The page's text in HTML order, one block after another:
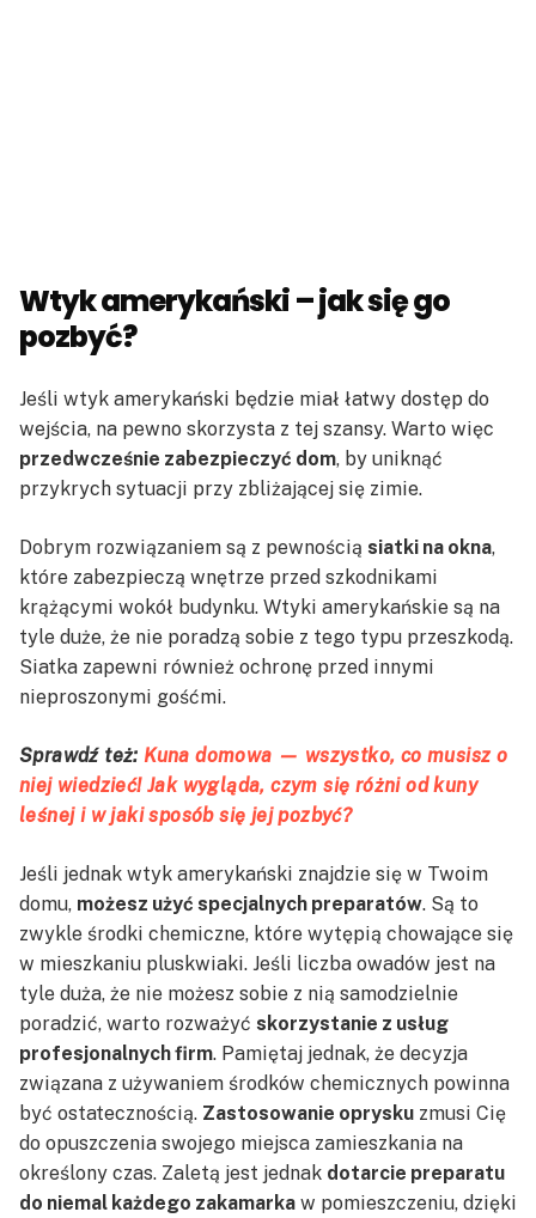
Wtyk amerykański – jak się go
pozbyć?
Jeśli wtyk amerykański będzie miał łatwy dostęp do
wejścia, na pewno skorzysta z tej szansy. Warto więc
przedwcześnie zabezpieczyć dom, by uniknąć
przykrych sytuacji przy zbliżającej się zimie.
Dobrym rozwiązaniem są z pewnością siatki na okna,
które zabezpieczą wnętrze przed szkodnikami
krążącymi wokół budynku. Wtyki amerykańskie są na
tyle duże, że nie poradzą sobie z tego typu przeszkodą.
Siatka zapewni również ochronę przed innymi
nieproszonymi gośćmi.
Sprawdź też: Kuna domowa — wszystko, co musisz o
niej wiedzieć! Jak wygląda, czym się różni od kuny
leśnej i w jaki sposób się jej pozbyć?
Jeśli jednak wtyk amerykański znajdzie się w Twoim
domu, możesz użyć specjalnych preparatów. Są to
zwykle środki chemiczne, które wytępią chowające się
w mieszkaniu pluskwiaki. Jeśli liczba owadów jest na
tyle duża, że nie możesz sobie z nią samodzielnie
poradzić, warto rozważyć skorzystanie z usług
profesjonalnych firm. Pamiętaj jednak, że decyzja
związana z używaniem środków chemicznych powinna
być ostatecznością. Zastosowanie oprysku zmusi Cię
do opuszczenia swojego miejsca zamieszkania na
określony czas. Zaletą jest jednak dotarcie preparatu
do niemal każdego zakamarka w pomieszczeniu, dzięki